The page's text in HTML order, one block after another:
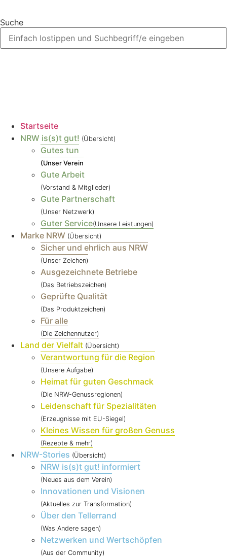
Suche
Startseite
NRW is(s)t gut! (Übersicht)
Gutes tun
(Unser Verein
Gute Arbeit
(Vorstand & Mitglieder)
Gute Partnerschaft
(Unser Netzwerk)
Guter Service(Unsere Leistungen)
Marke NRW (Übersicht)
Sicher und ehrlich aus NRW
(Unser Zeichen)
Ausgezeichnete Betriebe
(Das Betriebszeichen)
Geprüfte Qualität
(Das Produktzeichen)
Für alle
(Die Zeichennutzer)
Land der Vielfalt (Übersicht)
Verantwortung für die Region
(Unsere Aufgabe)
Heimat für guten Geschmack
(Die NRW-Genussregionen)
Leidenschaft für Spezialitäten
(Erzeugnisse mit EU-Siegel)
Kleines Wissen für großen Genuss
(Rezepte & mehr)
NRW-Stories (Übersicht)
NRW is(s)t gut! informiert
(Neues aus dem Verein)
Innovationen und Visionen
(Aktuelles zur Transformation)
Über den Tellerrand
(Was Andere sagen)
Netzwerken und Wertschöpfen
(Aus der Community)